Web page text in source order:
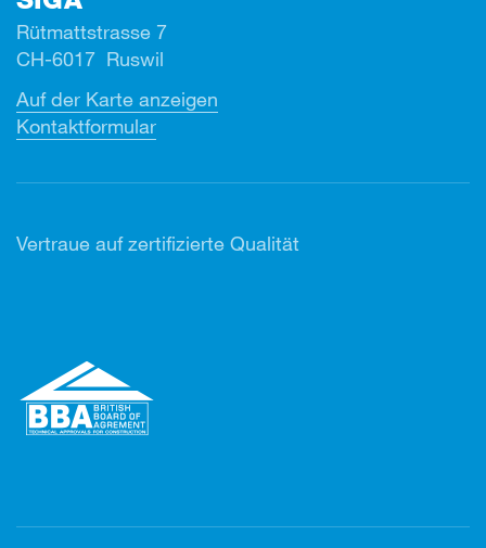
Rütmattstrasse 7
CH-6017 Ruswil
Auf der Karte anzeigen
Kontaktformular
Vertraue auf zertifizierte Qualität